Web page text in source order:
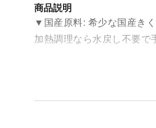
商品説明
▼国産原料: 希少な国産き
加熱調理なら水戻し不要で
▼便利な使用方法: お味噌